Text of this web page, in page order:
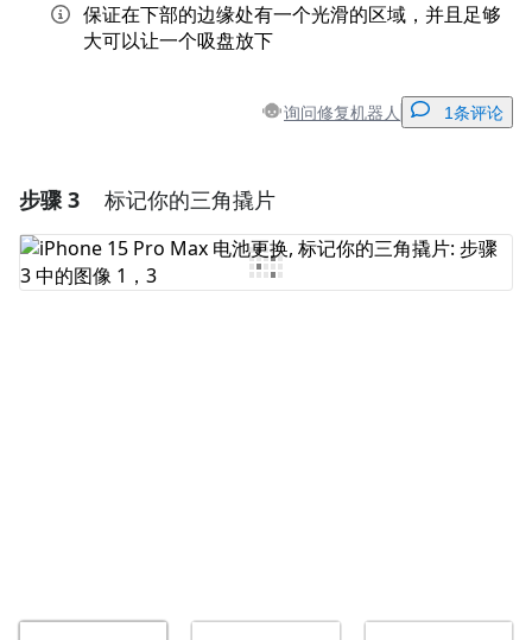
保证在下部的边缘处有一个光滑的区域，并且足够
大可以让一个吸盘放下
询问修复机器人 1条评论
添加一条评论
添加评论
步骤 3 标记你的三角撬片